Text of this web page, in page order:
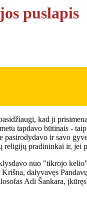
puslapis
kad ji
tapdavo būtinais -
ir savo
pradininkai ir,
nuo "tikrojo
dalyvavęs
Adi Šankara,